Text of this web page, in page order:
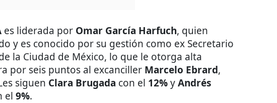
es liderada por Omar García Harfuch, quien
y es conocido por su gestión como ex Secretario
la Ciudad de México, lo que le otorga alta
por seis puntos al excanciller Marcelo Ebrard,
siguen Clara Brugada con el 12%yAndrés
el 9%.